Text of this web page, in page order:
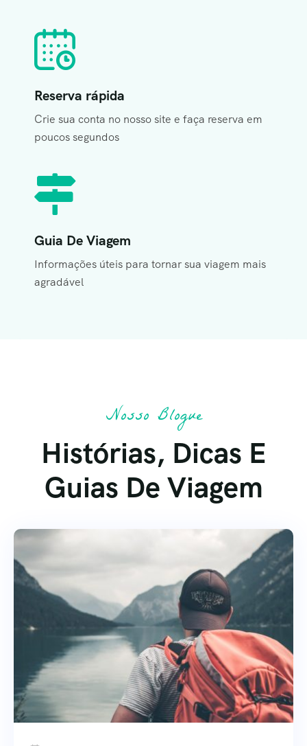
Reserva rápida
Crie sua conta no nosso site e faça reserva em
poucos segundos
Guia De Viagem
Informações úteis para tornar sua viagem mais
agradável
Nosso Blogue
Histórias, Dicas E
Guias De Viagem